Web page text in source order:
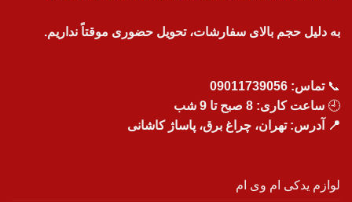
به دلیل حجم بالای سفارشات، تحویل حضوری موقتاً نداریم.
📞تماس: 09011739056
🕘 ساعت کاری: 8 صبح تا 9 شب
📍 آدرس: تهران، چراغ برق، پاساژ کاشانی
لوازم یدکی ام وی ام